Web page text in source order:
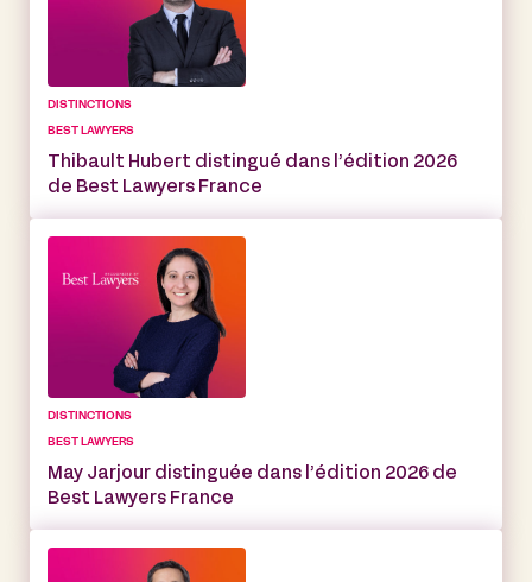
DISTINCTIONS
BEST LAWYERS
Thibault Hubert distingué dans l’édition 2026
de Best Lawyers France
DISTINCTIONS
BEST LAWYERS
May Jarjour distinguée dans l’édition 2026 de
Best Lawyers France